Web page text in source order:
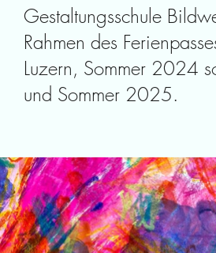
Gestaltungsschule
Rahmen des
Luzern, Sommer 2024
und Sommer 2025.